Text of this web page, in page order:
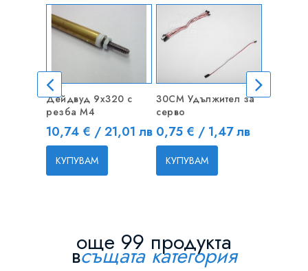
Дейдвуд 9x320 с
резба М4
Цена
10,74 € / 21,01 лв
КУПУВАМ
30CM Удължител за
серво
Цена
0,75 € / 1,47 лв
КУПУВАМ
още 99 продукта
всъщата категория